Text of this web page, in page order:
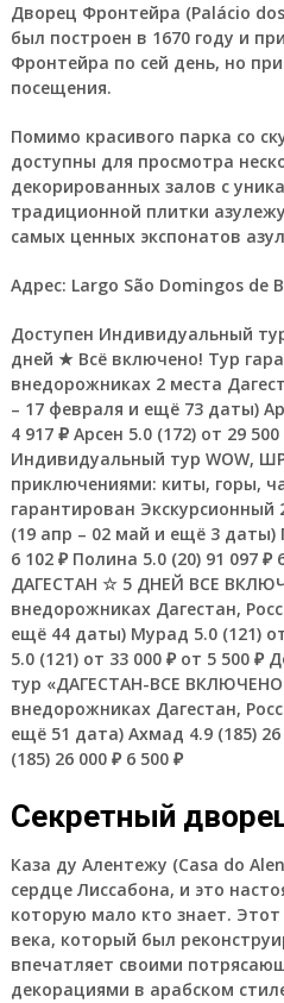
Дворец Фронтейра (Palácio
был построен в 1670 году и
Фронтейра по сей день, но
посещения.
Помимо красивого парка со
доступны для просмотра
декорированных залов с
традиционной плитки
самых ценных экспонатов
Адрес: Largo São Domingos de
Доступен Индивидуальный
дней ★ Всё включено! Тур
внедорожниках 2 места
– 17 февраля и ещё 73 даты)
4 917 ₽ Арсен 5.0 (172) от 29 500
Индивидуальный тур WOW,
приключениями: киты, горы,
гарантирован
(19 апр – 02 май и ещё 3 даты)
6 102 ₽ Полина 5.0 (20) 91 097 ₽
ДАГЕСТАН ☆ 5 ДНЕЙ ВСЕ
внедорожниках Дагестан,
ещё 44 даты) Мурад 5.0 (121)
5.0 (121) от 33 000 ₽ от 5 500 ₽
тур «ДАГЕСТАН-ВСЕ
внедорожниках Дагестан,
ещё 51 дата) Ахмад 4.9 (185)
(185) 26 000 ₽ 6 500 ₽
Секретный
Каза ду Алентежу (Casa do
сердце Лиссабона, и это
которую мало кто знает.
века, который был
впечатляет своими
декорациями в арабском